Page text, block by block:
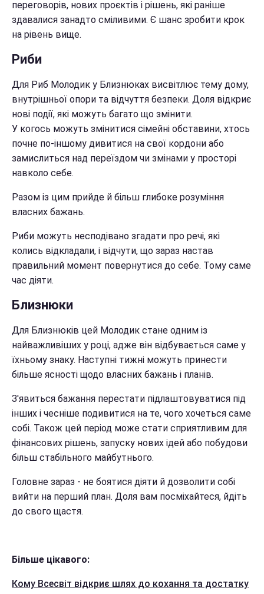
переговорів, нових проєктів і рішень, які раніше
здавалися занадто сміливими. Є шанс зробити крок
на рівень вище.
Риби
Для Риб Молодик у Близнюках висвітлює тему дому,
внутрішньої опори та відчуття безпеки. Доля відкриє
нові події, які можуть багато що змінити.
У когось можуть змінитися сімейні обставини, хтось
почне по-іншому дивитися на свої кордони або
замислиться над переїздом чи змінами у просторі
навколо себе.
Разом із цим прийде й більш глибоке розуміння
власних бажань.
Риби можуть несподівано згадати про речі, які
колись відкладали, і відчути, що зараз настав
правильний момент повернутися до себе. Тому саме
час діяти.
Близнюки
Для Близнюків цей Молодик стане одним із
найважливіших у році, адже він відбувається саме у
їхньому знаку. Наступні тижні можуть принести
більше ясності щодо власних бажань і планів.
З'явиться бажання перестати підлаштовуватися під
інших і чесніше подивитися на те, чого хочеться саме
собі. Також цей період може стати сприятливим для
фінансових рішень, запуску нових ідей або побудови
більш стабільного майбутнього.
Головне зараз - не боятися діяти й дозволити собі
вийти на перший план. Доля вам посміхайтеся, йдіть
до свого щастя.
Більше цікавого:
Кому Всесвіт відкриє шлях до кохання та достатку